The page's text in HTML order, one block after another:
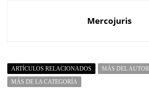
Mercojuris
ARTÍCULOS RELACIONADOS
MÁS DEL AUTOR
MÁS DE LA CATEGORÍA